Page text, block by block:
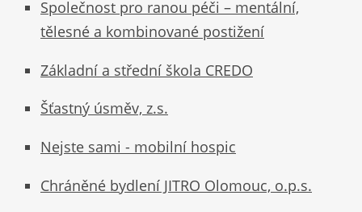
Společnost pro ranou péči – mentální,
tělesné a kombinované postižení
Základní a střední škola CREDO
Šťastný úsměv, z.s.
Nejste sami - mobilní hospic
Chráněné bydlení JITRO Olomouc, o.p.s.